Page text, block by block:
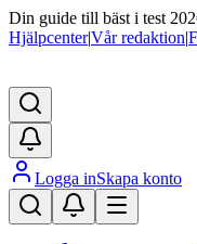
Din guide till bäst i test
Hjälpcenter|Vår redaktion|
Logga inSkapa konto